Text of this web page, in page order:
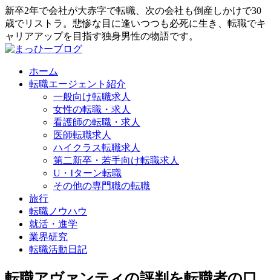
新卒2年で会社が大赤字で転職、次の会社も倒産しかけで30
歳でリストラ。悲惨な目に逢いつつも必死に生き、転職でキ
ャリアアップを目指す独身男性の物語です。
ホーム
転職エージェント紹介
一般向け転職求人
女性の転職・求人
看護師の転職・求人
医師転職求人
ハイクラス転職求人
第二新卒・若手向け転職求人
U・Iターン転職
その他の専門職の転職
旅行
転職ノウハウ
就活・進学
業界研究
転職活動日記